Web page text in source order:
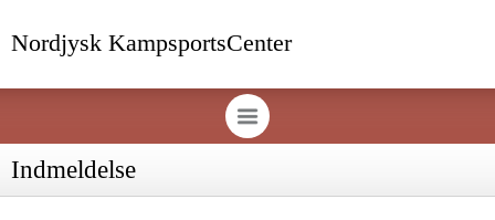
Nordjysk KampsportsCenter
Indmeldelse